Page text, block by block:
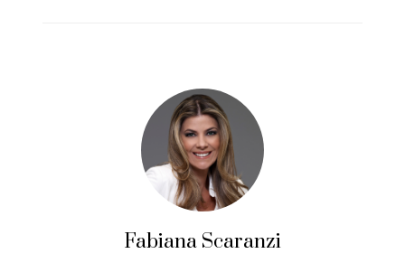
Fabiana Scaranzi